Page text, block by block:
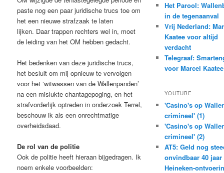
paste nog een paar juridische trucs toe om
het een nieuwe strafzaak te laten
lijken. Daar trappen rechters wel in, moet
de leiding van het OM hebben gedacht.
Het bedenken van deze juridische trucs,
het besluit om mij opnieuw te vervolgen
voor het ‘witwassen van de Wallenpanden’
na een mislukte chantagepoging, en het
strafvorderlijk optreden in onderzoek Terrel,
beschouw ik als een onrechtmatige
overheidsdaad.
De rol van de politie
Ook de politie heeft hieraan bijgedragen. Ik
noem enkele voorbeelden:
Het Parool:
in de tegenaanval
Vrij Nederland:
Kaatee voor altijd
verdacht
Telegraaf:
voor Marcel Kaatee
YOUTUBE
'Casino's op
crimineel' (1)
'Casino's op
crimineel' (2)
AT5: Geld nog
onvindbaar 40 jaar
Heineken-